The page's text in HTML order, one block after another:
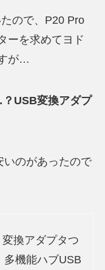
ので、P20 Pro
ーを求めてヨド
が…
USB変換アダプ
いのがあったので
換アダプタつ
機能ハブUSB